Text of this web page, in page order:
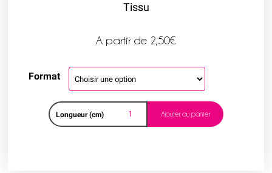
Tissu
A partir de 2,50€
Format
Longueur (cm) Ajouter au panier